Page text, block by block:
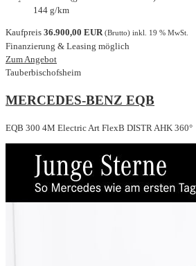
144 g/km
Kaufpreis 36.900,00 EUR (Brutto) inkl. 19 % MwSt.
Finanzierung & Leasing möglich
Zum Angebot
Tauberbischofsheim
MERCEDES-BENZ EQB
EQB 300 4M Electric Art FlexB DISTR AHK 360°